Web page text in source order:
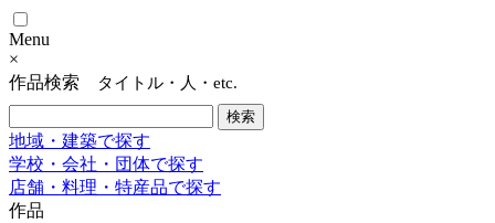
Menu
×
作品検索
タイトル・人・etc.
地域・建築で探す
学校・会社・団体で探す
店舗・料理・特産品で探す
作品